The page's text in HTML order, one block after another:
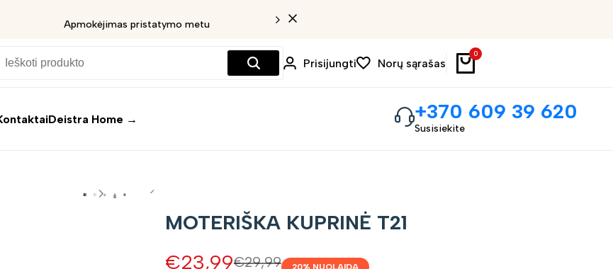
Apmokėjimas pristatymo metu
Prisijungti Norų sąrašas
0
Deistra Home → +370 609 39 620
Susisiekite
MOTERIŠKA KUPRINĖ T21
Įprasta
€29,99
Pardavimo
€23,99